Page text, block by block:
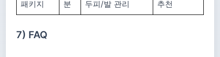
패키지
분
두피/발 관리
추천
7) FAQ